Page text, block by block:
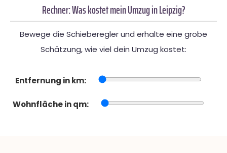
Rechner: Was kostet mein Umzug in Leipzig?
Bewege die Schieberegler und erhalte eine grobe
Schätzung, wie viel dein Umzug kostet:
Entfernung in km:
Wohnfläche in qm: